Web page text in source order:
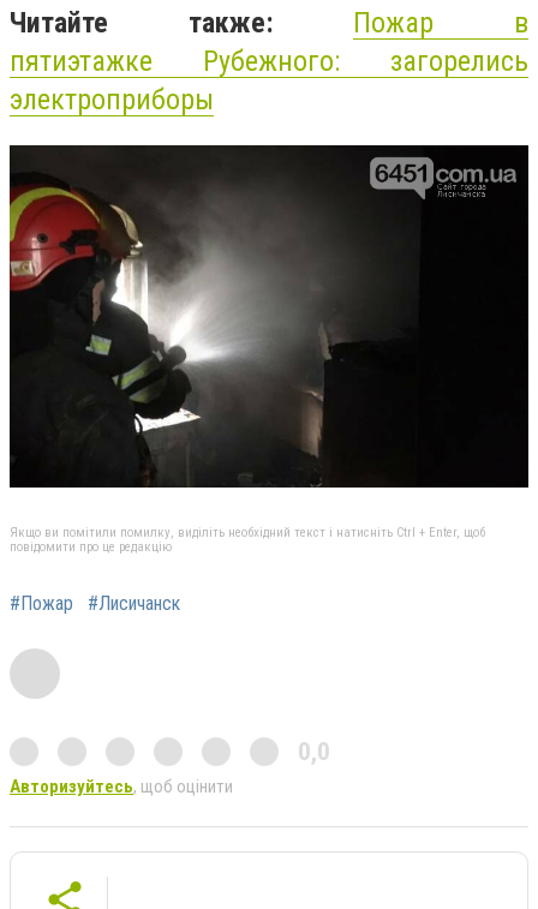
Читайте также: Пожар в
пятиэтажке Рубежного: загорелись
электроприборы
Якщо ви помітили помилку, виділіть необхідний текст і натисніть Ctrl + Enter, щоб
повідомити про це редакцію
#Пожар #Лисичанск
0,0
Авторизуйтесь, щоб оцінити